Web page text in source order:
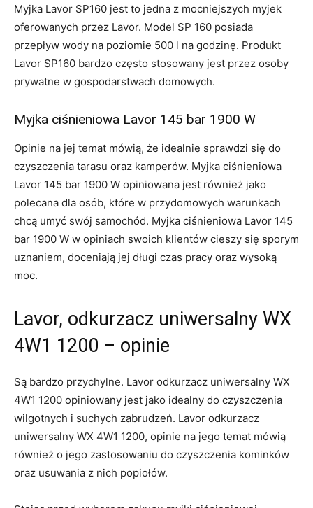
Myjka Lavor SP160 jest to jedna z mocniejszych myjek
oferowanych przez Lavor. Model SP 160 posiada
przepływ wody na poziomie 500 l na godzinę. Produkt
Lavor SP160 bardzo często stosowany jest przez osoby
prywatne w gospodarstwach domowych.
Myjka ciśnieniowa Lavor 145 bar 1900 W
Opinie na jej temat mówią, że idealnie sprawdzi się do
czyszczenia tarasu oraz kamperów. Myjka ciśnieniowa
Lavor 145 bar 1900 W opiniowana jest również jako
polecana dla osób, które w przydomowych warunkach
chcą umyć swój samochód. Myjka ciśnieniowa Lavor 145
bar 1900 W w opiniach swoich klientów cieszy się sporym
uznaniem, doceniają jej długi czas pracy oraz wysoką
moc.
Lavor, odkurzacz uniwersalny WX
4W1 1200 – opinie
Są bardzo przychylne. Lavor odkurzacz uniwersalny WX
4W1 1200 opiniowany jest jako idealny do czyszczenia
wilgotnych i suchych zabrudzeń. Lavor odkurzacz
uniwersalny WX 4W1 1200, opinie na jego temat mówią
również o jego zastosowaniu do czyszczenia kominków
oraz usuwania z nich popiołów.